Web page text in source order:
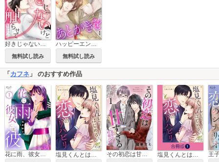
好きじゃないけど触らせて～運命なのに気づかない二人～
無料試し読み
ハッピーエンドのあとがきを
無料試し読み
「 カフネ 」 のおすすめ作品
花に雨、彼女には彼 その初恋は甘すぎる～恋愛処女には刺激が強い～ 塩見くんとはじめる恋のリハビリ【合冊版】